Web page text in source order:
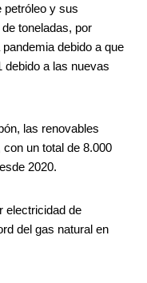
petróleo y sus
toneladas, por
debido a que
debido a las nuevas
las renovables
un total de 8.000
2020.
electricidad de
del gas natural en